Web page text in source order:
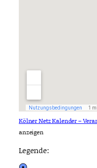
Kölner Netz Kalender –
anzeigen
Legende: